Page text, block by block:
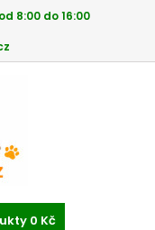
8:00 do 16:00
0 Kč